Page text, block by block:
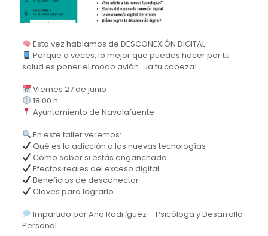
Esta vez hablamos de DESCONEXIÓN DIGITAL
Porque a veces, lo mejor que puedes hacer por tu
salud es poner el modo avión… ¡a tu cabeza!
Viernes 27 de junio
18:00 h
Ayuntamiento de Navalafuente
En este taller veremos:
Qué es la adicción a las nuevas tecnologías
Cómo saber si estás enganchado
Efectos reales del exceso digital
Beneficios de desconectar
Claves para lograrlo
Impartido por Ana Rodríguez – Psicóloga y Desarrollo
Personal